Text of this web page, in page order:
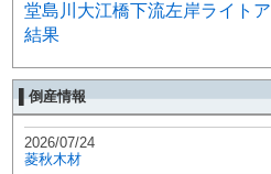
堂島川大江橋下流左岸ライト
結果
▌倒産情報
2026/07/24
菱秋木材